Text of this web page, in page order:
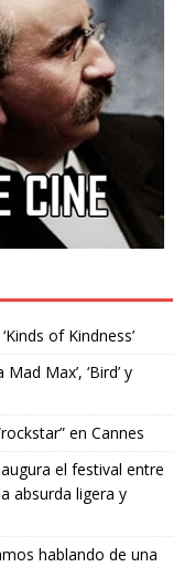
of Kindness’
Max’, ‘Bird’ y
en Cannes
el festival entre
absurda ligera y
hablando de una